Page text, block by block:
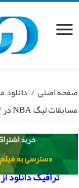
صفحه اصلی / دانلود
مسابقات لیگ NBA در ۲۳ ژانویه (۹۵/۱۱/۵)
ترافیک دانلود